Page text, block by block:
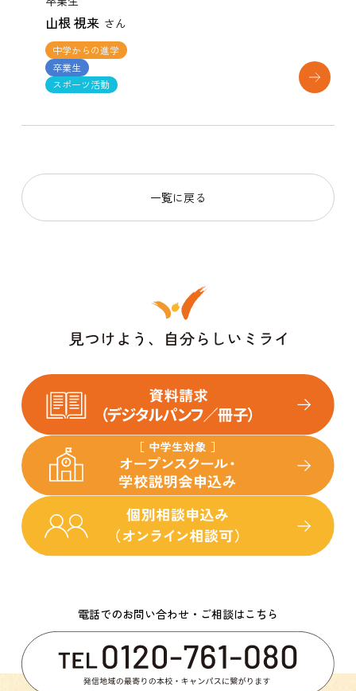
山根 視来 さん
中学からの進学
卒業生
スポーツ活動
一覧に戻る
電話でのお問い合わせ・ご相談はこちら